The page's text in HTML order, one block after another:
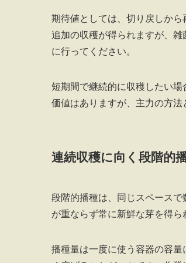
期待値としては、切り戻しか
追加の収穫が得られますが、
に行ってください。
短期間で継続的に収穫したい
価値はありますが、主力の方法
連続収穫に向く段階的
段階的播種は、同じスペース
が重ならず常に新鮮な芽を得
播種量は一度に使う容器の容